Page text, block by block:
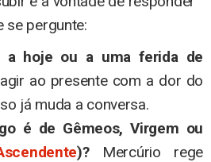
se pergunte:
a hoje ou a uma ferida de
ao presente com a dor do
já muda a conversa.
é de Gêmeos, Virgem ou
)?Mercúrio rege